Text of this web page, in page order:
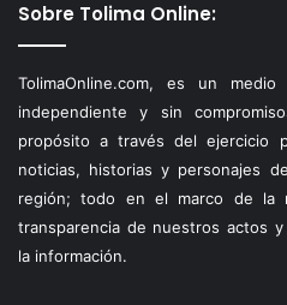
Sobre Tolima Online:
TolimaOnline.com, es un
independiente y sin
propósito a través del ejercicio
noticias, historias y personajes
región; todo en el marco de la
transparencia de nuestros actos
la información.